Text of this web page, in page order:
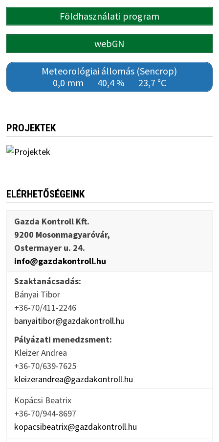
Földhasználati program
webGN
Meteorológiai állomás (Sencrop)
0,0 mm
40,4 % 23,7 °C
PROJEKTEK
ELÉRHETŐSÉGEINK
Gazda Kontroll Kft.
9200 Mosonmagyaróvár,
Ostermayer u. 24.
info@gazdakontroll.hu
Szaktanácsadás:
Bányai Tibor
+36-70/411-2246
banyaitibor@gazdakontroll.hu
Pályázati menedzsment:
Kleizer Andrea
+36-70/639-7625
kleizerandrea@gazdakontroll.hu
Kopácsi Beatrix
+36-70/944-8697
kopacsibeatrix@gazdakontroll.hu